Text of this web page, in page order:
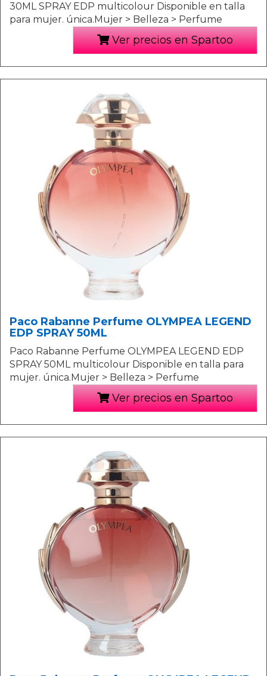
30ML SPRAY EDP multicolour Disponible en talla
para mujer. única.Mujer > Belleza > Perfume
Ver precios en Spartoo
Paco Rabanne Perfume OLYMPEA LEGEND
EDP SPRAY 50ML
Paco Rabanne Perfume OLYMPEA LEGEND EDP
SPRAY 50ML multicolour Disponible en talla para
mujer. única.Mujer > Belleza > Perfume
Ver precios en Spartoo